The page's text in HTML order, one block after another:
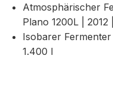
Atmosphärischer
Plano 1200L | 2012
Isobarer Fermenter
1.400 l